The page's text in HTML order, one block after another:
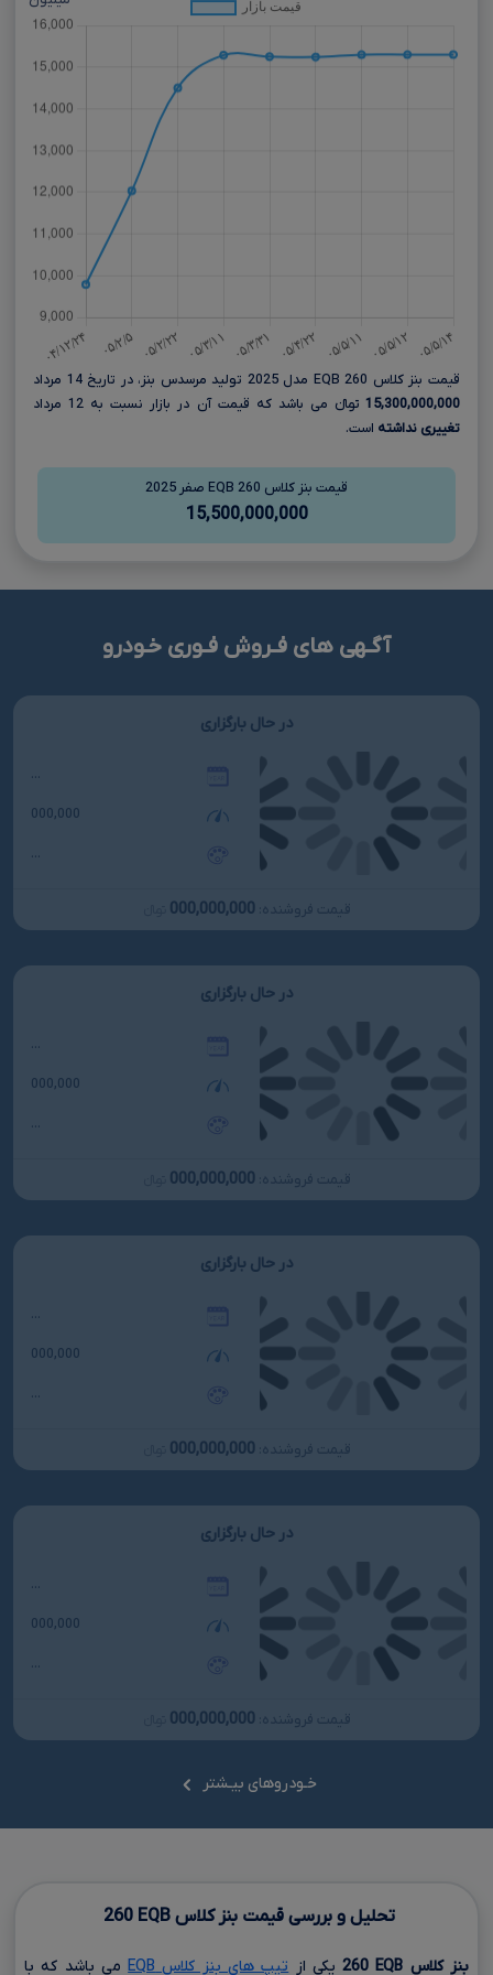
قیمت بنز کلاس EQB 260 مدل 2025 تولید مرسدس بنز، در تاریخ 14 مرداد
15,300,000,000 تومانءءء می باشد که قیمت آن در بازار نسبت به 12 مرداد
تغییری نداشته است.
قیمت بنز کلاس EQB 260 صفر 2025
15,500,000,000
آگـهی های فـروش فـوری خـودرو
در حال بارگزاری
...
000,000
...
قیمت فروشنده: 000,000,000
در حال بارگزاری
...
000,000
...
قیمت فروشنده: 000,000,000
در حال بارگزاری
...
000,000
...
قیمت فروشنده: 000,000,000
در حال بارگزاری
...
000,000
...
قیمت فروشنده: 000,000,000
خـودروهای بیـشتر
تحلیل و بررسی قیمت بنز کلاسEQB
260
بنز کلاس EQB
260یکی از تیپ های بنز کلاس EQB می باشد که با